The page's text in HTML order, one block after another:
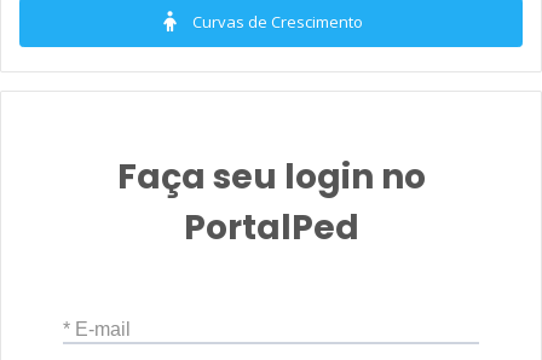
Curvas de Crescimento
Faça seu login no
PortalPed
* E-mail